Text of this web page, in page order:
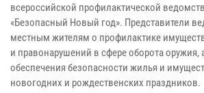
всероссийской профилактической
«Безопасный Новый год». Представители
местным жителям о профилактике
и правонарушений в сфере оборота оружия,
обеспечения безопасности жилья и
новогодних и рождественских праздников.